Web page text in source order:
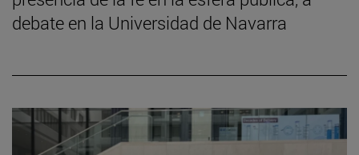
debate en la Universidad de Navarra